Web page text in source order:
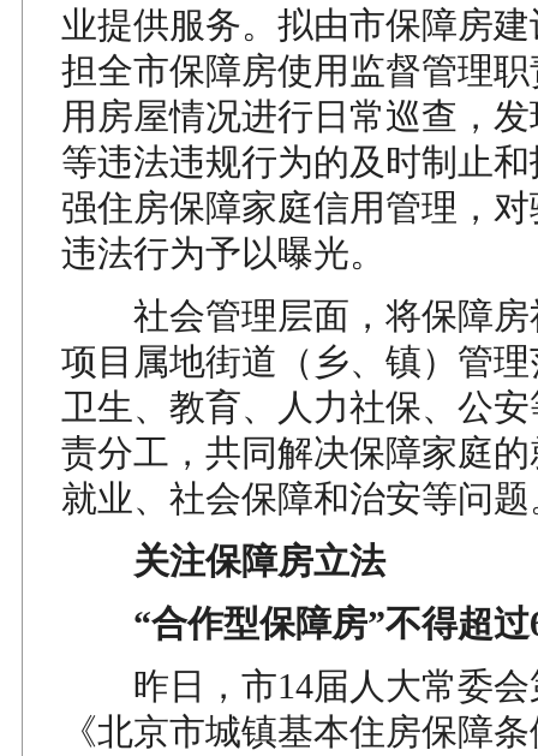
业提供服务。拟由市保障房
担全市保障房使用监督管理
用房屋情况进行日常巡查，
等违法违规行为的及时制止
强住房保障家庭信用管理，
违法行为予以曝光。
社会管理层面，将保障房
项目属地街道（乡、镇）管
卫生、教育、人力社保、公
责分工，共同解决保障家庭
就业、社会保障和治安等问题
关注保障房立法
“合作型保障房”不得超过
昨日，市14届人大常委会
《北京市城镇基本住房保障